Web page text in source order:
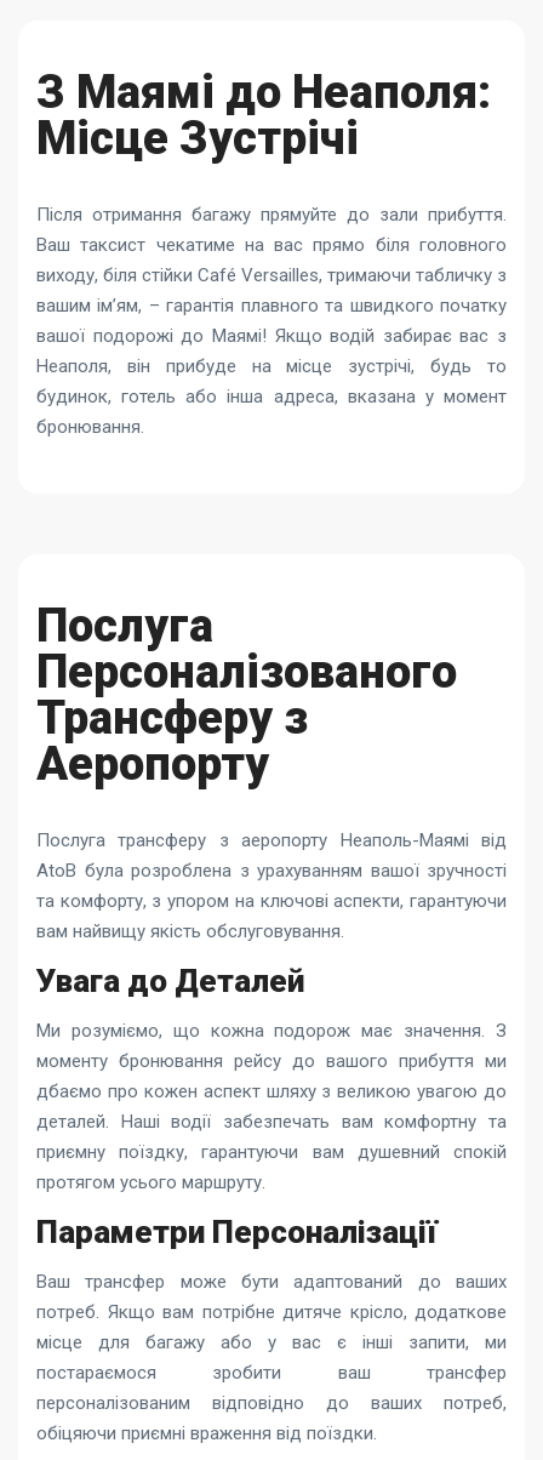
З Маямі до Неаполя:
Місце Зустрічі
Після отримання багажу прямуйте до зали прибуття.
Ваш таксист чекатиме на вас прямо біля головного
виходу, біля стійки Café Versailles, тримаючи табличку з
вашим ім’ям, – гарантія плавного та швидкого початку
вашої подорожі до Маямі! Якщо водій забирає вас з
Неаполя, він прибуде на місце зустрічі, будь то
будинок, готель або інша адреса, вказана у момент
бронювання.
Послуга
Персоналізованого
Трансферу з
Аеропорту
Послугатрансферу з аеропорту Неаполь-Маямі від
AtoB була розроблена з урахуванням вашої зручності
та комфорту, з упором на ключові аспекти, гарантуючи
вам найвищу якість обслуговування.
Увага до Деталей
Ми розуміємо, що кожна подорож має значення. З
моменту бронювання рейсу до вашого прибуття ми
дбаємо про кожен аспект шляху з великою увагою до
деталей. Наші водії забезпечать вам комфортну та
приємну поїздку, гарантуючи вам душевний спокій
протягом усього маршруту.
Параметри Персоналізації
Ваш трансфер може бути адаптований до ваших
потреб. Якщо вам потрібне дитяче крісло, додаткове
місце для багажу або у вас є інші запити, ми
постараємося зробити ваш трансфер
персоналізованим відповідно до ваших потреб,
обіцяючи приємні враження від поїздки.